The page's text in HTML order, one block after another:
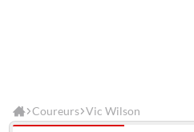
Coureurs Vic Wilson